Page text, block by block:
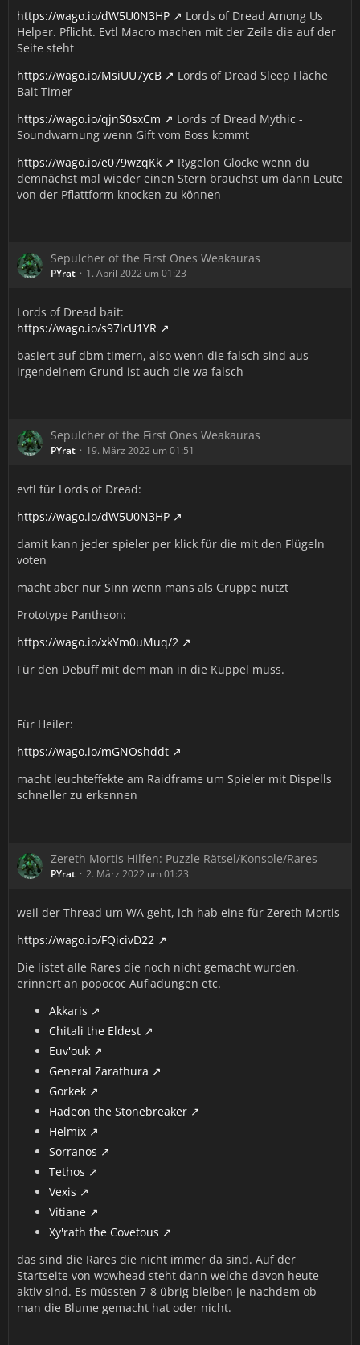
https://wago.io/dW5U0N3HP
Lords of Dread Among Us
Helper. Pflicht. Evtl Macro machen mit der Zeile die auf der
Seite steht
https://wago.io/MsiUU7ycB
Lords of Dread Sleep Fläche
Bait Timer
https://wago.io/qjnS0sxCm
Lords of Dread Mythic -
Soundwarnung wenn Gift vom Boss kommt
https://wago.io/e079wzqKk
Rygelon Glocke wenn du
demnächst mal wieder einen Stern brauchst um dann Leute
von der Pflattform knocken zu können
Sepulcher of the First Ones Weakauras
PYrat 1. April 2022 um 01:23
Lords of Dread bait:
https://wago.io/s97IcU1YR
basiert auf dbm timern, also wenn die falsch sind aus
irgendeinem Grund ist auch die wa falsch
Sepulcher of the First Ones Weakauras
PYrat 19. März 2022 um 01:51
evtl für Lords of Dread:
https://wago.io/dW5U0N3HP
damit kann jeder spieler per klick für die mit den Flügeln
voten
macht aber nur Sinn wenn mans als Gruppe nutzt
Prototype Pantheon:
https://wago.io/xkYm0uMuq/2
Für den Debuff mit dem man in die Kuppel muss.
Für Heiler:
https://wago.io/mGNOshddt
macht leuchteffekte am Raidframe um Spieler mit Dispells
schneller zu erkennen
Zereth Mortis Hilfen: Puzzle Rätsel/Konsole/Rares
PYrat 2. März 2022 um 01:23
weil der Thread um WA geht, ich hab eine für Zereth Mortis
https://wago.io/FQicivD22
Die listet alle Rares die noch nicht gemacht wurden,
erinnert an popococ Aufladungen etc.
Akkaris
Chitali the Eldest
Euv'ouk
General Zarathura
Gorkek
Hadeon the Stonebreaker
Helmix
Sorranos
Tethos
Vexis
Vitiane
Xy'rath the Covetous
das sind die Rares die nicht immer da sind. Auf der
Startseite von wowhead steht dann welche davon heute
aktiv sind. Es müssten 7-8 übrig bleiben je nachdem ob
man die Blume gemacht hat oder nicht.